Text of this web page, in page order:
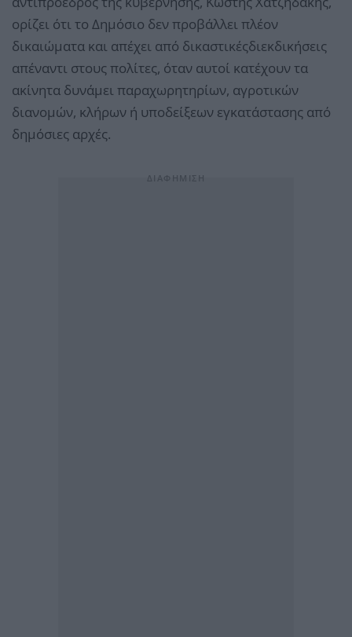
ορίζει ότι το Δημόσιο δεν προβάλλει πλέον
δικαιώματα και απέχει από δικαστικέςδιεκδικήσεις
απέναντι στους πολίτες, όταν αυτοί κατέχουν τα
ακίνητα δυνάμει παραχωρητηρίων, αγροτικών
διανομών, κλήρων ή υποδείξεων εγκατάστασης από
δημόσιες αρχές.